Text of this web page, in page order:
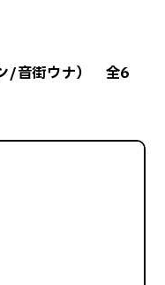
/音街ウナ） 全6